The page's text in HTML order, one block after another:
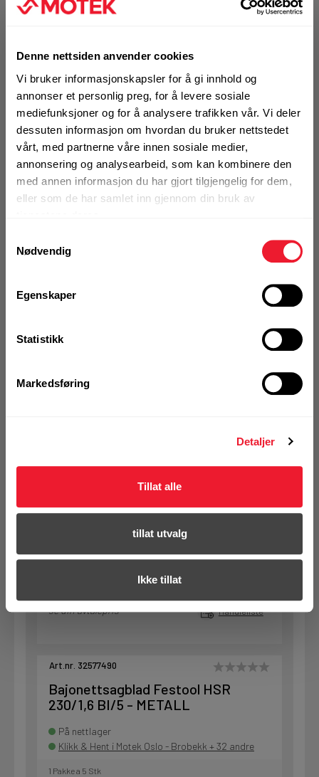
Denne nettsiden anvender cookies
Vi bruker informasjonskapsler for å gi innhold og
annonser et personlig preg, for å levere sosiale
mediefunksjoner og for å analysere trafikken vår. Vi deler
dessuten informasjon om hvordan du bruker nettstedet
vårt, med partnerne våre innen sosiale medier,
annonsering og analysearbeid, som kan kombinere den
med annen informasjon du har gjort tilgjengelig for dem,
eller som de har samlet inn gjennom din bruk av
Nødvendig
Egenskaper
Statistikk
Markedsføring
Detaljer
Tillat alle
tillat utvalg
Ikke tillat
Alternativ pakning
registrer deg for å
se din avtalepris
Handleliste
Art.nr. 32577488
Bajonettsagblad Festool HSR
305/4,3 BI/5 - TRE UNIVERSAL
1 Pakke a 5 Stk
registrer deg for å
Klikk & Hent i Motek Oslo - Brobekk + 31 andre
1 Pakke a 5 Stk
se din avtalepris
Handleliste
Art.nr. 32577490
Bajonettsagblad Festool HSR
230/1,6 BI/5 - METALL
På nettlager
Klikk & Hent i Motek Oslo - Brobekk + 32 andre
1 Pakke a 5 Stk